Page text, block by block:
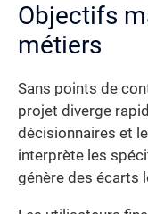
Objectifs
métiers
Sans points de
projet diverge
décisionnaires et
interprète les
génère des écarts